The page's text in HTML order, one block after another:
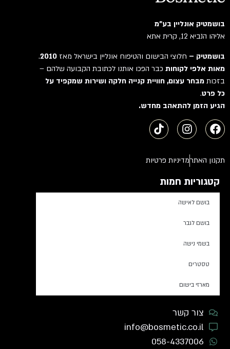
בושמטיק אונליין בע"מ
אליהו הנביא 12, קרית אתא
בושמטיק –חלוצי הבישום והטיפוח אונליין בישראל מאז2010
.
מאות אלפי לקוחותכבר הפכו אותנו לכתובת הקבועה שלהם –
בזכותמבחר עצום, חוויית קנייה חלקה ושירות שמקפיד על
כל פרט.
הגיע הזמן להתאהב מחדש.
תקנון האתרמדיניות פרטיות
קטגוריות חמות
בושם לאישה
בושם לגבר
בשמי נישה
טסטרים
מארזי בישום
צור קשר
info@bosmetic.co.il
058-4337006